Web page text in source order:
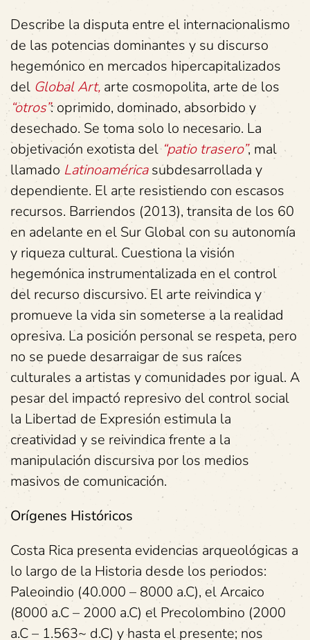
Describe la disputa entre el internacionalismo
de las potencias dominantes y su discurso
hegemónico en mercados hipercapitalizados
del Global Art, arte cosmopolita, arte de los
“otros”: oprimido, dominado, absorbido y
desechado. Se toma solo lo necesario. La
objetivación exotista del“patio trasero”, mal
llamado Latinoaméricasubdesarrollada y
dependiente. El arte resistiendo con escasos
recursos. Barriendos (2013), transita de los 60
en adelante en el Sur Global con su autonomía
y riqueza cultural. Cuestiona la visión
hegemónica instrumentalizada en el control
del recurso discursivo. El arte reivindica y
promueve la vida sin someterse a la realidad
opresiva. La posición personal se respeta, pero
no se puede desarraigar de sus raíces
culturales a artistas y comunidades por igual. A
pesar del impactó represivo del control social
la Libertad de Expresión estimula la
creatividad y se reivindica frente a la
manipulación discursiva por los medios
masivos de comunicación.
Orígenes Históricos
Costa Rica presenta evidencias arqueológicas a
lo largo de la Historia desde los periodos:
Paleoindio (40.000 – 8000 a.C), el Arcaico
(8000 a.C – 2000 a.C) el Precolombino (2000
a.C – 1.563~ d.C) y hasta el presente; nos